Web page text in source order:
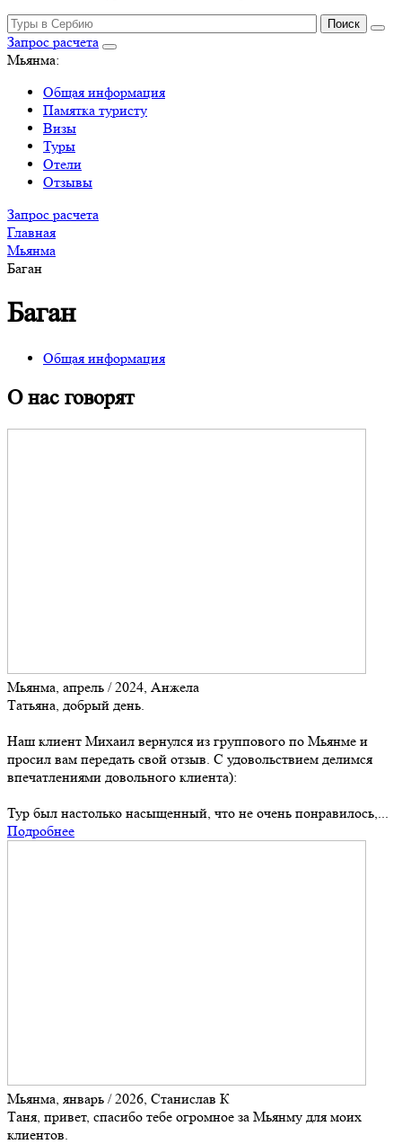
Запрос расчета
Мьянма:
Общая информация
Памятка туристу
Визы
Туры
Отели
Отзывы
Запрос расчета
Главная
Мьянма
Баган
Баган
Общая информация
О нас говорят
Мьянма, апрель / 2024, Анжела
Татьяна, добрый день.
Наш клиент Михаил вернулся из группового по Мьянме и
просил вам передать свой отзыв. С удовольствием делимся
впечатлениями довольного клиента):
Тур был настолько насыщенный, что не очень понравилось,...
Подробнее
Мьянма, январь / 2026, Станислав К
Таня, привет, спасибо тебе огромное за Мьянму для моих
клиентов.